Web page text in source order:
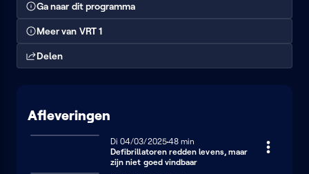
Ga naar dit programma
Meer van VRT 1
Delen
Afleveringen
Dinsdag 4 maart 2025
Di 04/03/202548 minuten
48 min
Defibrillatoren redden levens, maar
zijn niet goed vindbaar